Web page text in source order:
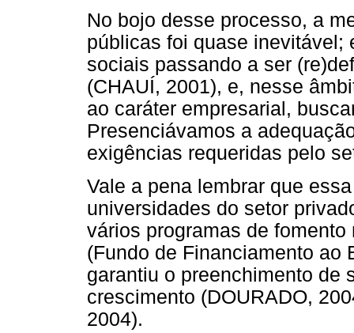
No bojo desse processo, a
públicas foi quase inevitável;
sociais passando a ser
(CHAUÍ, 2001), e, nesse
ao caráter empresarial,
Presenciávamos a
exigências requeridas pelo
Vale a pena lembrar que
universidades do setor
vários programas de
(Fundo de Financiamento ao
garantiu o preenchimento de
crescimento (DOURADO,
2004).